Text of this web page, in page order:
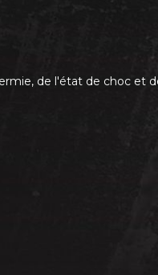
de l'état de choc et